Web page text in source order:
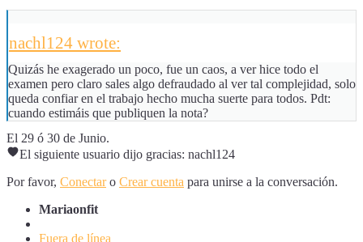
nachl124 wrote:
Quizás he exagerado un poco, fue un caos, a ver hice todo el
examen pero claro sales algo defraudado al ver tal complejidad, solo
queda confiar en el trabajo hecho mucha suerte para todos. Pdt:
cuando estimáis que publiquen la nota?
El 29 ó 30 de Junio.
El siguiente usuario dijo gracias: nachl124
Por favor, Conectaro Crear cuenta para unirse a la conversación.
Mariaonfit
Fuera de línea